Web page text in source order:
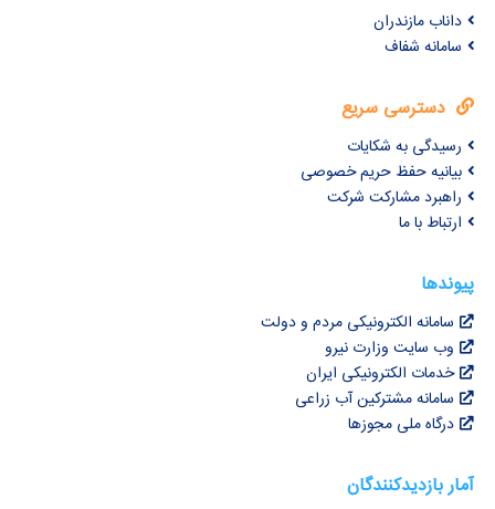
داناب مازندران
سامانه شفاف
دسترسی سریع
رسیدگی به شکایات
بیانیه حفظ حریم خصوصی
راهبرد مشارکت شرکت
ارتباط با ما
پیوندها
سامانه الکترونیکی مردم و دولت
وب سایت وزارت نیرو
خدمات الکترونیکی ایران
سامانه مشترکین آب زراعی
درگاه ملی مجوزها
آمار بازدیدکنندگان